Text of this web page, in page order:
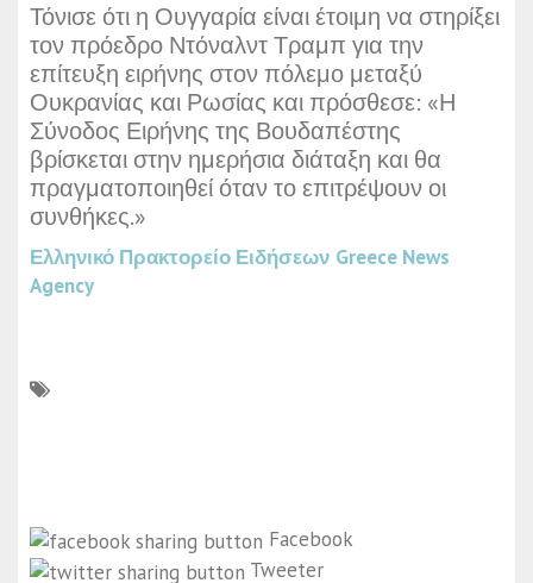
Τόνισε ότι η Ουγγαρία είναι έτοιμη να στηρίξει
τον πρόεδρο Ντόναλντ Τραμπ για την
επίτευξη ειρήνης στον πόλεμο μεταξύ
Ουκρανίας και Ρωσίας και πρόσθεσε: «Η
Σύνοδος Ειρήνης της Βουδαπέστης
βρίσκεται στην ημερήσια διάταξη και θα
πραγματοποιηθεί όταν το επιτρέψουν οι
συνθήκες.»
Ελληνικό Πρακτορείο Ειδήσεων Greece News
Agency
Facebook
Tweeter